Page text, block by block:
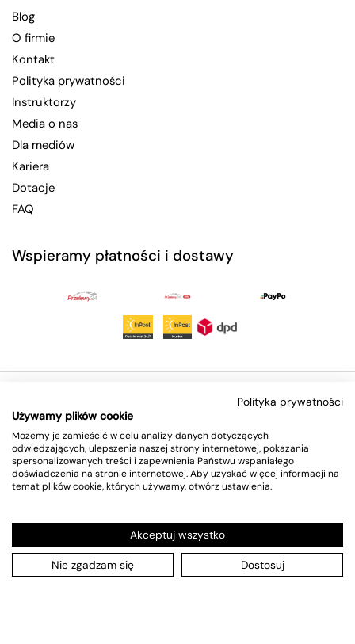
Blog
O firmie
Kontakt
Polityka prywatności
Instruktorzy
Media o nas
Dla mediów
Kariera
Dotacje
FAQ
Wspieramy płatności i dostawy
Kraj/region
(PLN zł)
×
Polityka prywatności
Używamy plików cookie
Możemy je zamieścić w celu analizy danych dotyczących
odwiedzających, ulepszenia naszej strony internetowej, pokazania
spersonalizowanych treści i zapewnienia Państwu wspaniałego
doświadczenia na stronie internetowej. Aby uzyskać więcej informacji na
temat plików cookie, których używamy, otwórz ustawienia.
Akceptuj wszystko
Nie zgadzam się Dostosuj